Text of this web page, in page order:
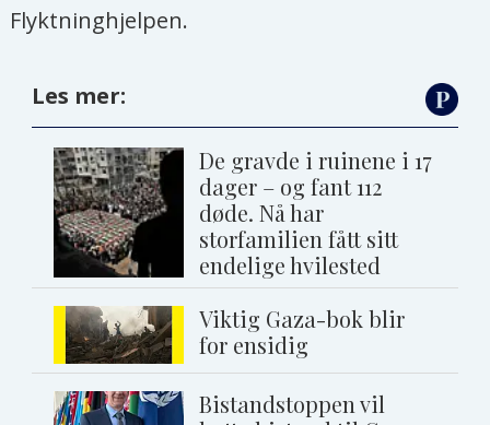
Flyktninghjelpen.
Les mer:
De gravde i ruinene i 17
dager – og fant 112
døde. Nå har
storfamilien fått sitt
endelige hvilested
Viktig Gaza-bok blir
for ensidig
Bistandstoppen vil